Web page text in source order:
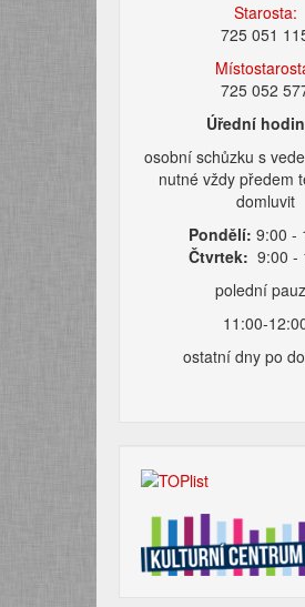
Starosta:
725 051
725 052
Úřední
osobní schůzku s
nutné vždy předem
domluvit
Pondělí: 9:00 -
Čtvrtek: 9:00 -
polední
11:00-
ostatní dny po